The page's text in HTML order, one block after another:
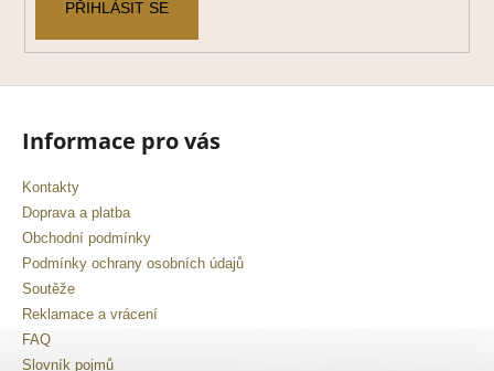
PŘIHLÁSIT SE
Informace pro vás
Kontakty
Doprava a platba
Obchodní podmínky
Podmínky ochrany osobních údajů
Soutěže
Reklamace a vrácení
FAQ
Slovník pojmů